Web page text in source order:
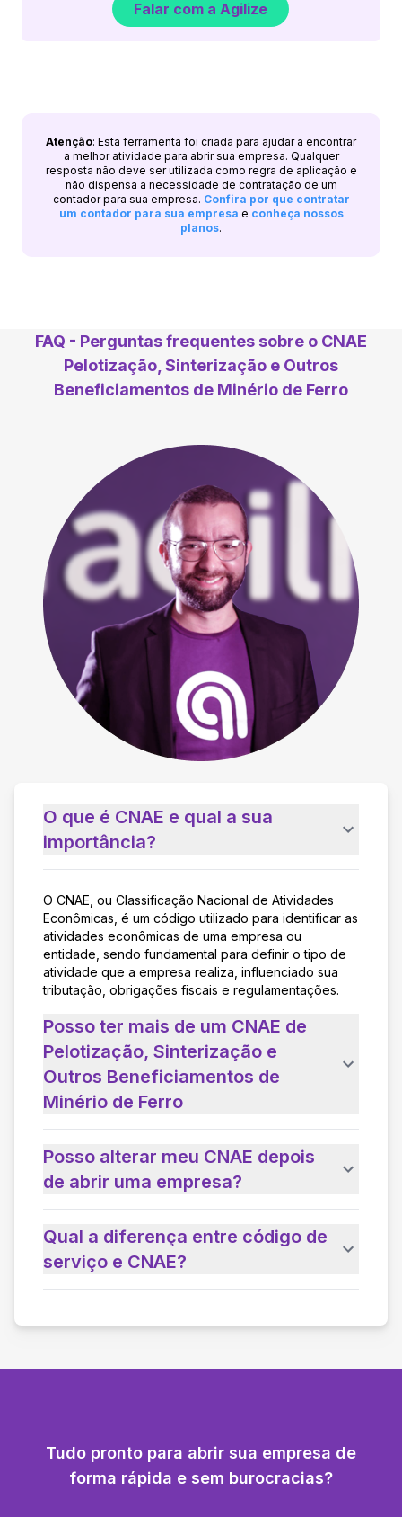
Falar com a Agilize
Atenção: Esta ferramenta foi criada para ajudar a encontrar
a melhor atividade para abrir sua empresa. Qualquer
resposta não deve ser utilizada como regra de aplicação e
não dispensa a necessidade de contratação de um
contador para sua empresa. Confira por que contratar
um contador para sua empresa e conheça nossos
planos.
FAQ - Perguntas frequentes sobre o CNAE
Pelotização, Sinterização e Outros
Beneficiamentos de Minério de Ferro
O que é CNAE e qual a sua
importância?
O CNAE, ou Classificação Nacional de Atividades
Econômicas, é um código utilizado para identificar as
atividades econômicas de uma empresa ou
entidade, sendo fundamental para definir o tipo de
atividade que a empresa realiza, influenciado sua
tributação, obrigações fiscais e regulamentações.
Posso ter mais de um CNAE de
Pelotização, Sinterização e
Outros Beneficiamentos de
Minério de Ferro
Posso alterar meu CNAE depois
de abrir uma empresa?
Qual a diferença entre código de
serviço e CNAE?
Tudo pronto para abrir sua empresa de
forma rápida e sem burocracias?